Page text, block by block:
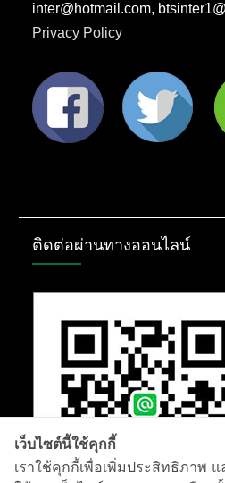
inter@hotmail.com,
Privacy Policy
ติดต่อผ่านทางออนไลน์
เว็บไซต์นี้ใช้คุกกี้
เราใช้คุกกี้เพื่อเพิ่มประสิทธิภาพ